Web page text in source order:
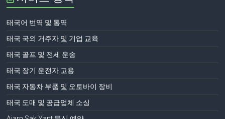
태국어 번역 및 통역
태국 국외 거주자 및 기업 교육
태국 골프 및 전세 운송
태국 장기 운전자 고용
태국 자동차 부품 및 오토바이 장비
태국 도매 및 공급업체 소싱